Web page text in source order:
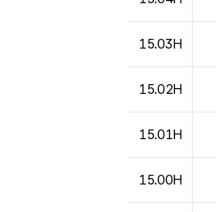
15.03H
15.02H
15.01H
15.00H